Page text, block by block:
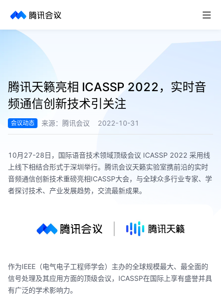
取消
历史搜索
腾讯天籁亮相 ICASSP 2022，实时音
频通信创新技术引关注
会议动态 来源： 腾讯会议 2022-10-31
10月27-28日，国际语音技术领域顶级会议 ICASSP 2022 采用线
上线下相结合形式于深圳举行。腾讯会议天籁实验室携前沿的实时
音频通信创新技术重磅亮相ICASSP大会，与全球众多行业专家、学
者探讨技术、产业发展趋势，交流最新成果。
作为IEEE（电气电子工程师学会）主办的全球规模最大、最全面的
信号处理及其应用方面的顶级会议，ICASSP在国际上享有盛誉并具
有广泛的学术影响力。